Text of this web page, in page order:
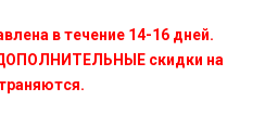
в течение 14-16 дней.
скидки на